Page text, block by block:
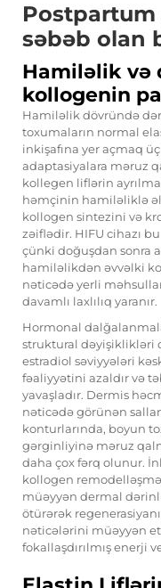
Postpartum
səbəb olan
Hamiləlik və
kollogenin
Hamiləlik dövründə
toxumaların normal
inkişafına yer açmaq
adaptasiyalara məruz
kollegen liflərin
həmçinin hamiləliklə
kollogen sintezini və
zəiflədir. HIFU cihazı
çünki doğuşdan sonra
hamiləlikdən əvvəlki
nəticədə yerli
davamlı laxlılıq yaranır.
Hormonal
struktural dəyişiklikləri
estradiol səviyyələri
fəaliyyətini azaldır və
yavaşladır. Dermis
nəticədə görünən
konturlarında, boyun
gərginliyinə məruz
daha çox fərq olunur.
kollogen
müəyyən dermal
ötürərək
nəticələrini müəyyən
fokallaşdırılmış enerji